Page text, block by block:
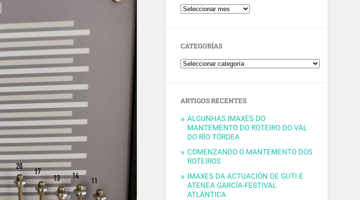
CATEGORÍAS
ARTIGOS RECENTES
ALGUNHAS IMAXES DO
MANTEMENTO DO ROTEIRO DO VAL
DO RÍO TÓRDEA
COMENZANDO O MANTEMENTO DOS
ROTEIROS
IMAXES DA ACTUACIÓN DE GUTI E
ATENEA GARCÍA-FESTIVAL
ATLÁNTICA